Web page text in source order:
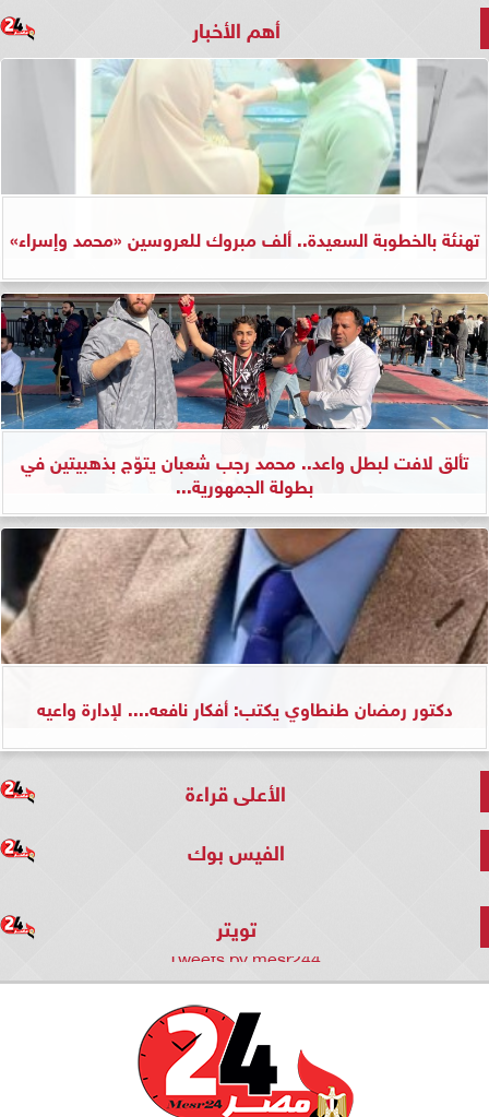
أهم الأخبار
تهنئة بالخطوبة السعيدة.. ألف مبروك للعروسين «محمد وإسراء»
تألق لافت لبطل واعد.. محمد رجب شعبان يتوّج بذهبيتين في
بطولة الجمهورية...
دكتور رمضان طنطاوي يكتب: أفكار نافعه.... لإدارة واعيه
الأعلى قراءة
الفيس بوك
تويتر
Tweets by mesr244